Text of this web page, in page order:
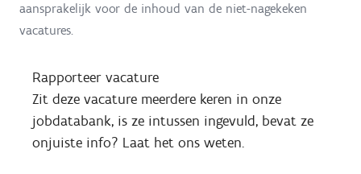
aansprakelijk voor de inhoud van de niet-nagekeken
vacatures.
Rapporteer vacature
Zit deze vacature meerdere keren in onze
jobdatabank, is ze intussen ingevuld, bevat ze
onjuiste info? Laat het ons weten.